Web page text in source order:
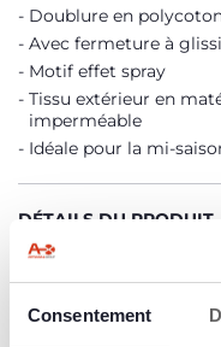
Consentement
Doublure en
Avec fermeture à
Motif effet spray
Tissu extérieur en
imperméable
Idéale pour la mi-
DÉTAILS DU PRODUIT
AVERTISSEMENTS ET